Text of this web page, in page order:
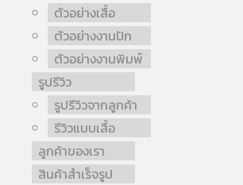
ตัวอย่างเสื้อ
ตัวอย่างงานปัก
ตัวอย่างงานพิมพ์
รูปรีวิว
รูปรีวิวจากลูกค้า
รีวิวแบบเสื้อ
ลูกค้าของเรา
สินค้าสำเร็จรูป